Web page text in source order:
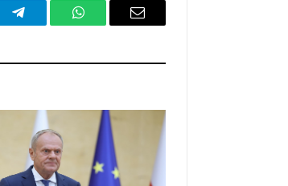
Telegram WhatsAppEmail